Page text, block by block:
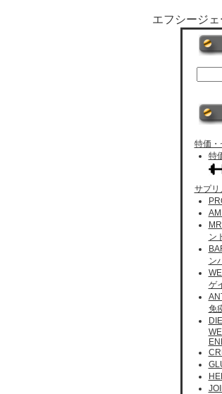
エフシージ
特価・
特
サプリ
ン
ン
ゲ
免